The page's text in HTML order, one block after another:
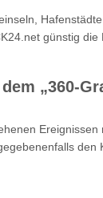
günstig
„360-
den